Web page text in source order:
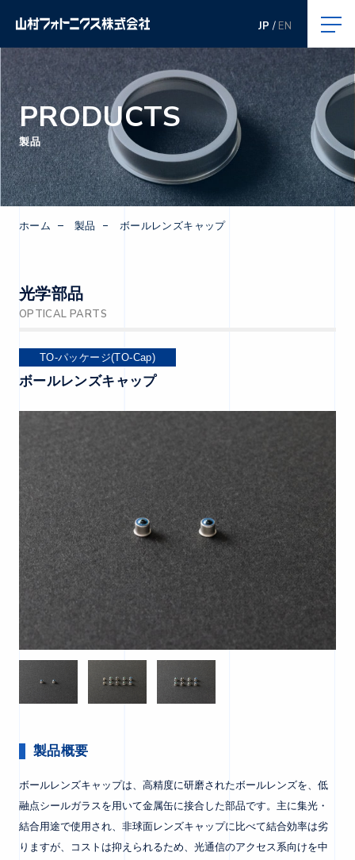
EN
JP
PRODUCTS
製品
ホーム 製品 ボールレンズキャップ
光学部品
OPTICAL PARTS
TO-パッケージ(TO-Cap)
ボールレンズキャップ
製品概要
ボールレンズキャップは、高精度に研磨されたボールレンズを、低
融点シールガラスを用いて金属缶に接合した部品です。主に集光・
結合用途で使用され、非球面レンズキャップに比べて結合効率は劣
りますが、コストは抑えられるため、光通信のアクセス系向けを中